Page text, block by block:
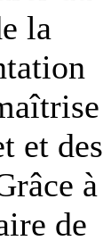
la
et des
à
de